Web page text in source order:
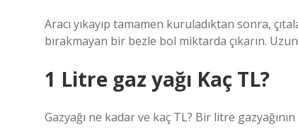
Aracı yıkayıp tamamen kuruladıktan sonra,
bırakmayan bir bezle bol miktarda çıkarın.
1 Litre gaz yağı Kaç TL?
Gazyağı ne kadar ve kaç TL? Bir litre